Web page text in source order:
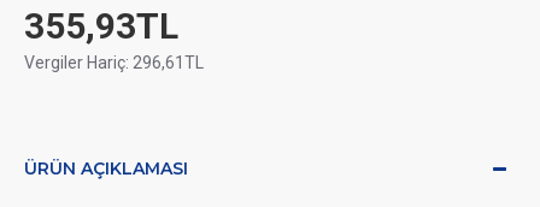
355,93TL
Vergiler Hariç: 296,61TL
ÜRÜN AÇIKLAMASI